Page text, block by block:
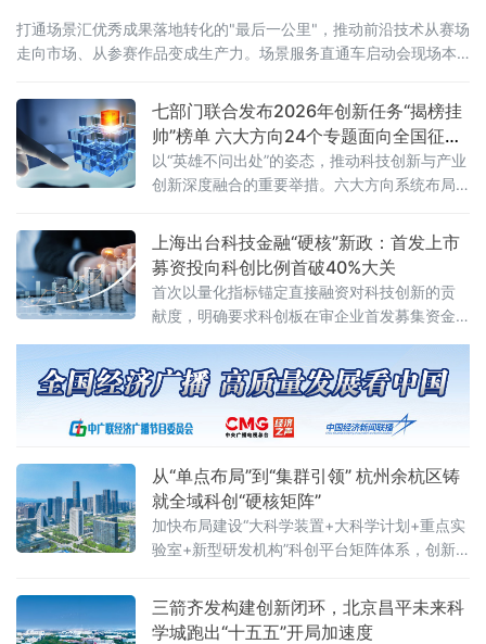
打通场景汇优秀成果落地转化的"最后一公里"，推动前沿技术从赛场
走向市场、从参赛作品变成生产力。场景服务直通车启动会现场本
人民政府联合承办，保定高新技术产业七部门联合发布2026年创新任务“揭榜挂
帅”榜单 六大方向24个专题面向全国征集
攻关者
以“英雄不问出处”的姿态，推动科技创新与产业
创新深度融合的重要举措。六大方向系统布局
部门办公厅（办公室）关于开展2026年工业和
信息化
上海出台科技金融“硬核”新政：首发上市
募资投向科创比例首破40%大关
首次以量化指标锚定直接融资对科技创新的贡
献度，明确要求科创板在审企业首发募集资金
全国首个“科技型企业并购重组绿色通道”机制。
新政直击硬科技企业从初创到上市全周期的融
从“单点布局”到“集群引领” 杭州余杭区铸
就全域科创“硬核矩阵”
加快布局建设“大科学装置+大科学计划+重点实
验室+新型研发机构”科创平台矩阵体系，创新
从“零星突破”到“全面领先”。
三箭齐发构建创新闭环，北京昌平未来科
学城跑出“十五五”开局加速度